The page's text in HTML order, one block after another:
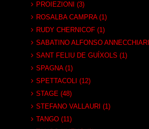
PROIEZIONI (3)
ROSALBA CAMPRA (1)
RUDY CHERNICOF (1)
SABATINO ALFONSO
SANT FELIU DE GUÍXOLS (1)
SPAGNA (1)
SPETTACOLI (12)
STAGE (48)
STEFANO VALLAURI (1)
TANGO (11)